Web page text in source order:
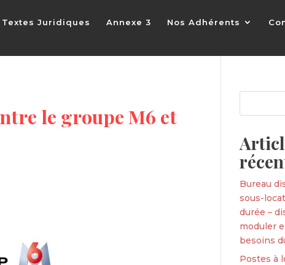
Textes Juridiques Annexe 3 Nos Adhérents
le groupe M6 et
Bureau
sous-
durée –
moduler
besoins
Postes à